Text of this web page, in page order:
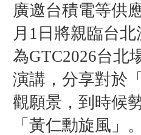
廣邀台積電等供
月1日將親臨台北
為GTC2026台北
演講，分享對於
觀願景，到時候
「黃仁勳旋風」。